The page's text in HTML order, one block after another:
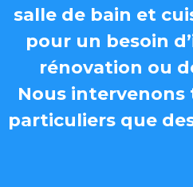
salle de bain et
pour un besoin
rénovation ou
Nous
particuliers que